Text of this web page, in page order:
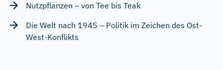
Nutzpflanzen – von Tee bis Teak
Die Welt nach 1945 – Politik im Zeichen des Ost-
West-Konflikts